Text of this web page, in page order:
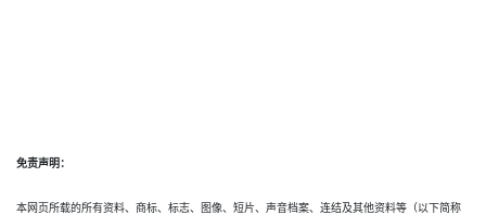
免责声明：
本网页所载的所有资料、商标、标志、图像、短片、声音档案、连结及其他资料等（以下简称